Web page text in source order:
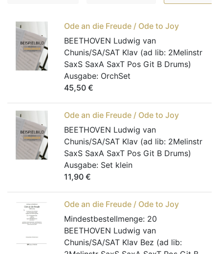
Ode an die Freude / Ode to Joy
BEETHOVEN Ludwig van
Chunis/SA/SAT Klav (ad lib: 2Melinstr
SaxS SaxA SaxT Pos Git B Drums)
Ausgabe: OrchSet
45,50 €
Ode an die Freude / Ode to Joy
BEETHOVEN Ludwig van
Chunis/SA/SAT Klav (ad lib: 2Melinstr
SaxS SaxA SaxT Pos Git B Drums)
Ausgabe: Set klein
11,90 €
Ode an die Freude / Ode to Joy
Mindestbestellmenge: 20
BEETHOVEN Ludwig van
Chunis/SA/SAT Klav Bez (ad lib: